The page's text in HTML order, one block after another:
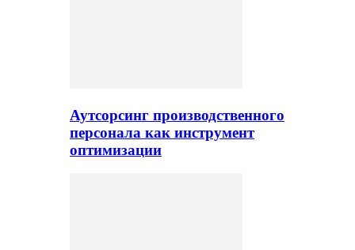
Аутсорсинг производственного
персонала как инструмент
оптимизации